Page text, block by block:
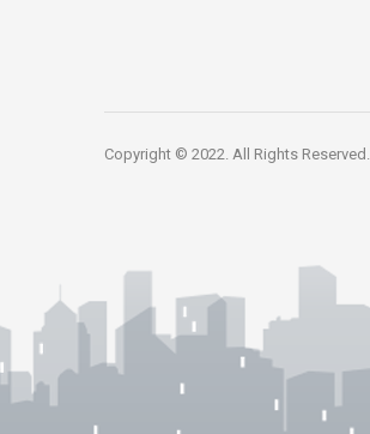
Copyright © 2022. All Rights Reserved.